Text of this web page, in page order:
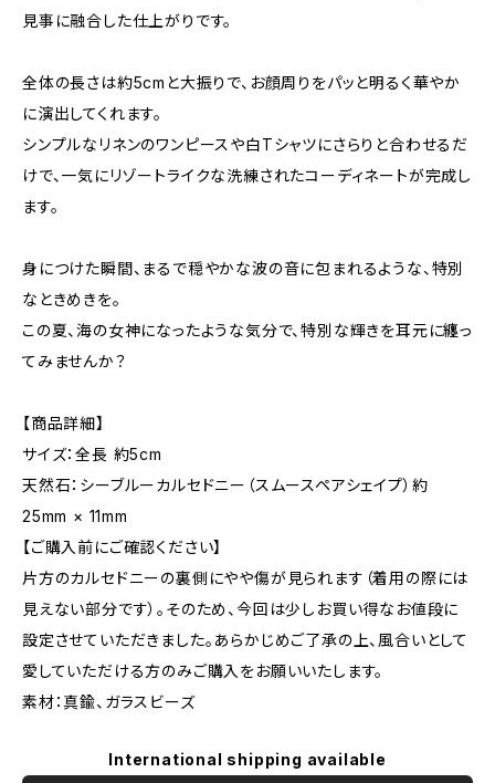
見事に融合した仕上がりです。
全体の長さは約5cmと大振りで、お顔周りをパッと明るく華やか
に演出してくれます。
シンプルなリネンのワンピースや白Tシャツにさらりと合わせるだ
けで、一気にリゾートライクな洗練されたコーディネートが完成し
ます。
身につけた瞬間、まるで穏やかな波の音に包まれるような、特別
なときめきを。
この夏、海の女神になったような気分で、特別な輝きを耳元に纏っ
てみませんか？
【商品詳細】
サイズ：全長 約5cm
天然石：シーブルーカルセドニー（スムースペアシェイプ）約
25mm × 11mm
【ご購入前にご確認ください】
片方のカルセドニーの裏側にやや傷が見られます（着用の際には
見えない部分です）。そのため、今回は少しお買い得なお値段に
設定させていただきました。あらかじめご了承の上、風合いとして
愛していただける方のみご購入をお願いいたします。
素材：真鍮、ガラスビーズ
International shipping available